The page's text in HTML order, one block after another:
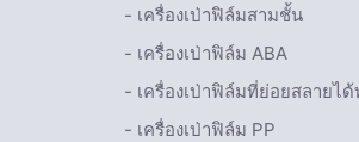
- เครื่องเป่าฟิล์มสามชั้น
- เครื่องเป่าฟิล์ม ABA
- เครื่องเป่าฟิล์มที่ย่อยสลายไ
- เครื่องเป่าฟิล์ม PP